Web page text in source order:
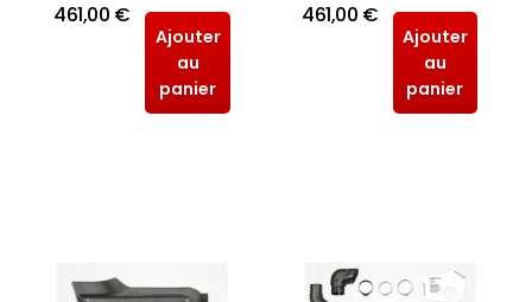
461,00 €
Ajouter
au
panier
461,00 €
Ajouter
au
panier